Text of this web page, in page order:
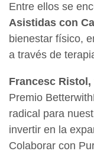
Entre ellos se
Asistidas con
bienestar físico,
a través de
Francesc
Premio
radical para
invertir en la
Colaborar con